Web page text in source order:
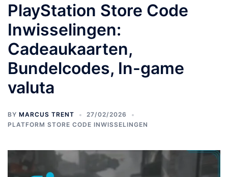
PlayStation Store Code
Inwisselingen:
Cadeaukaarten,
Bundelcodes, In-game
valuta
BY MARCUS TRENT
27/02/2026
PLATFORM STORE CODE INWISSELINGEN